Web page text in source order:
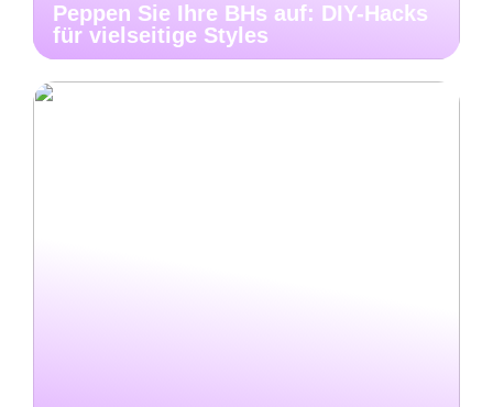
Peppen Sie Ihre BHs auf: DIY-Hacks
für vielseitige Styles